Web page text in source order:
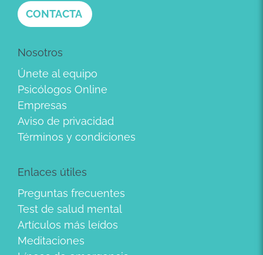
CONTACTA
Nosotros
Únete al equipo
Psicólogos Online
Empresas
Aviso de privacidad
Términos y condiciones
Enlaces útiles
Preguntas frecuentes
Test de salud mental
Artículos más leídos
Meditaciones